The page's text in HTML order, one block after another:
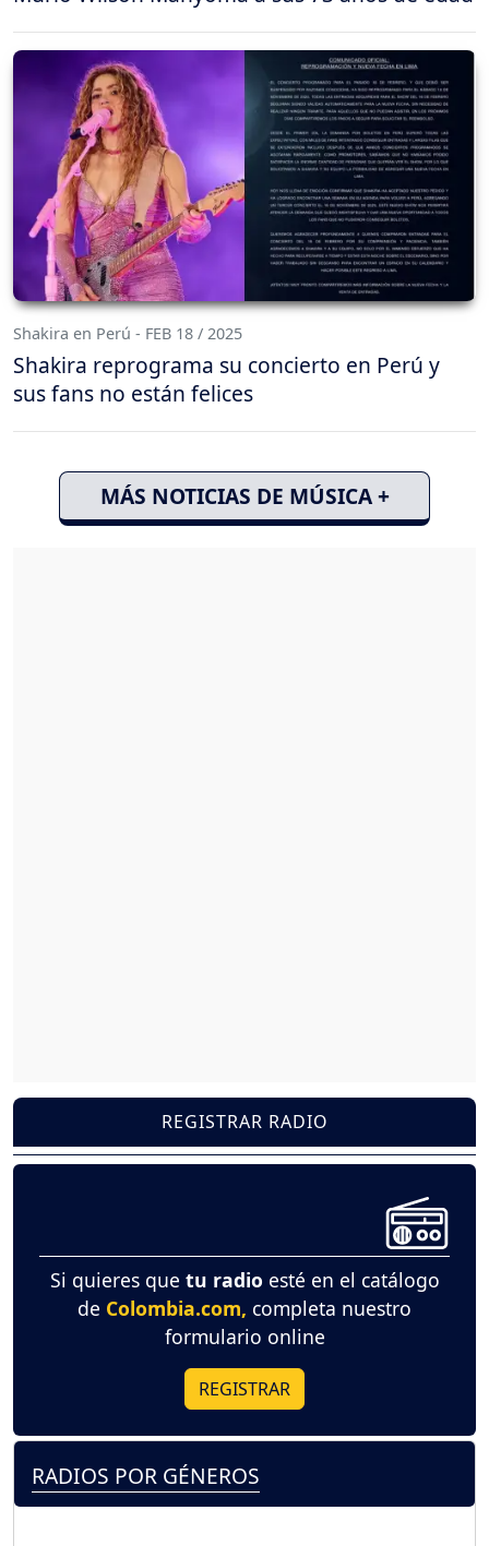
Shakira en Perú - FEB 18 / 2025
Shakira reprograma su concierto en Perú y
sus fans no están felices
MÁS NOTICIAS DE MÚSICA +
REGISTRAR RADIO
Si quieres que tu radio esté en el catálogo
de Colombia.com, completa nuestro
formulario online
REGISTRAR
RADIOS POR GÉNEROS